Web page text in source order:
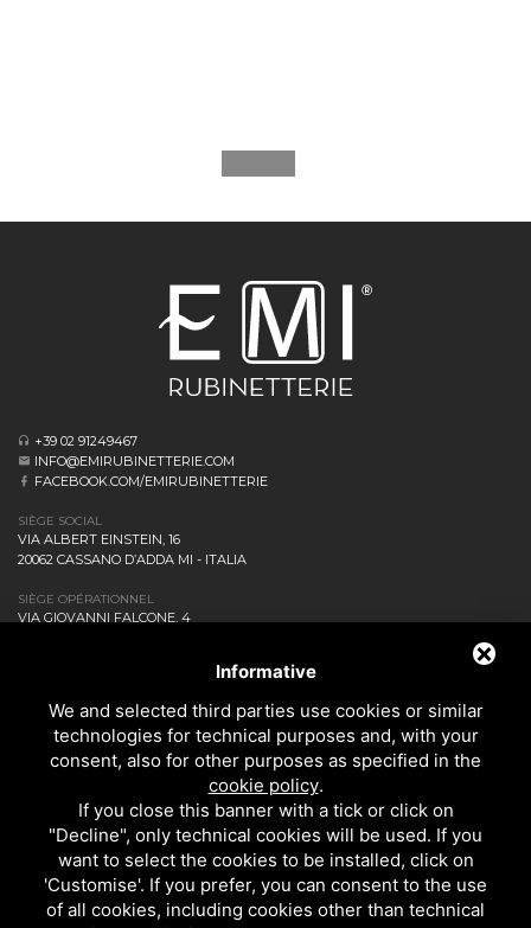
+39 02 91249467
INFO@EMIRUBINETTERIE.COM
FACEBOOK.COM/EMIRUBINETTERIE
SIÈGE SOCIAL
VIA ALBERT EINSTEIN, 16
20062 CASSANO D’ADDA MI - ITALIA
SIÈGE OPÉRATIONNEL
VIA GIOVANNI FALCONE, 4
DOWNLOAD
CONTACTEZ-NOUS!
PRIVACY
TOUS LES PRODUITS
Informative
We and selected third parties use cookies or similar
technologies for technical purposes and, with your
consent, also for other purposes as specified in the
cookie policy.
If you close this banner with a tick or click on
"Decline", only technical cookies will be used. If you
want to select the cookies to be installed, click on
'Customise'. If you prefer, you can consent to the use
of all cookies, including cookies other than technical